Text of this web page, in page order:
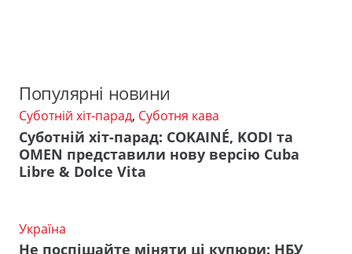
Популярні новини
Суботній хіт-парад, Суботня кава
Суботній хіт-парад: COKAINÉ, KODI та
OMEN представили нову версію Cuba
Libre & Dolce Vita
Україна
Не поспішайте міняти ці купюри: НБУ